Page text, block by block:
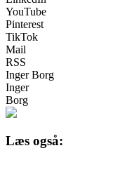
YouTube
Pinterest
TikTok
Mail
RSS
Inger Borg
Inger
Borg
Læs også: